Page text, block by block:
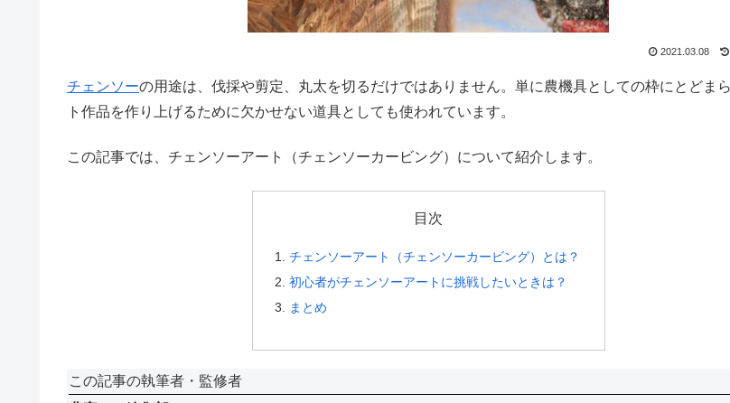
2021.03.08
チェンソーの用途は、伐採や剪定、丸太を切るだけではありません。単に農機具としての枠にとどま
ト作品を作り上げるために欠かせない道具としても使われています。
この記事では、チェンソーアート（チェンソーカービング）について紹介します。
目次
チェンソーアート（チェンソーカービング）とは？
初心者がチェンソーアートに挑戦したいときは？
まとめ
この記事の執筆者・監修者